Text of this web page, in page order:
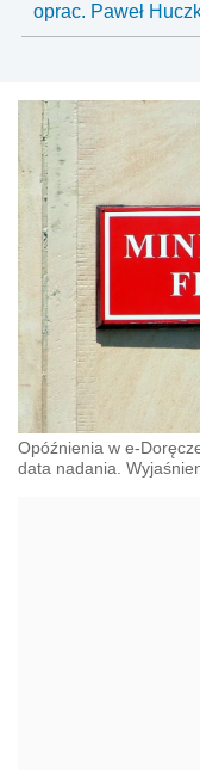
oprac. Paweł
Opóźnienia w e-
data nadania.